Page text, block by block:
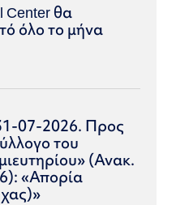
Center θα
όλο το μήνα
07-2026. Προς
του
(Ανακ.
«Απορία